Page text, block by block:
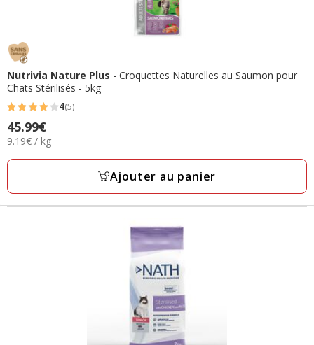
Nutrivia Nature Plus - Croquettes Naturelles au Saumon pour
Chats Stérilisés - 5kg
4
étoiles
avec
5
4(5)
Prix
45.99€
45.99€
9.19€
Kg
9.19€ / kg
Ajouter au panier